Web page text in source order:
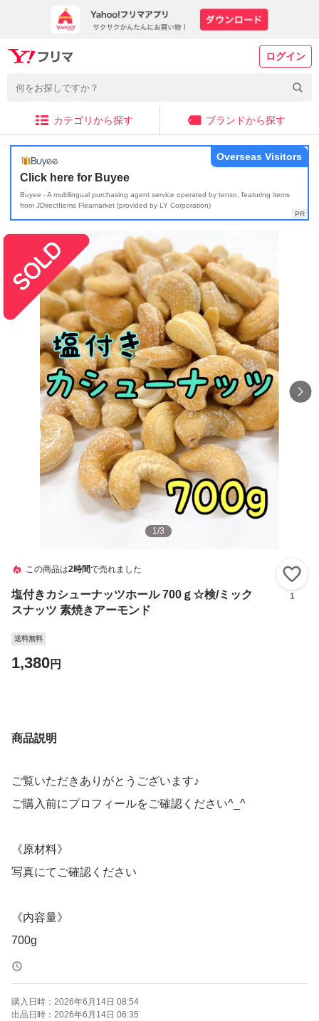
ログイン
カテゴリから探す ブランドから探す
Click here for Buyee
Buyee - A multilingual purchasing agent service operated by tenso, featuring items
from JDirectItems Fleamarket (provided by LY Corporation)
Overseas Visitors
1/3
この商品は2時間で売れました
塩付きカシューナッツホール 700ｇ☆検/ミック
スナッツ 素焼きアーモンド
1
送料無料
1,380円
商品説明
ご覧いただきありがとうございます♪
ご購入前にプロフィールをご確認ください^_^
《原材料》
写真にてご確認ください
《内容量》
700g
《賞味期限》
ご注文より約150日
購入日時： 2026年6月14日 08:54
出品日時： 2026年6月14日 06:35